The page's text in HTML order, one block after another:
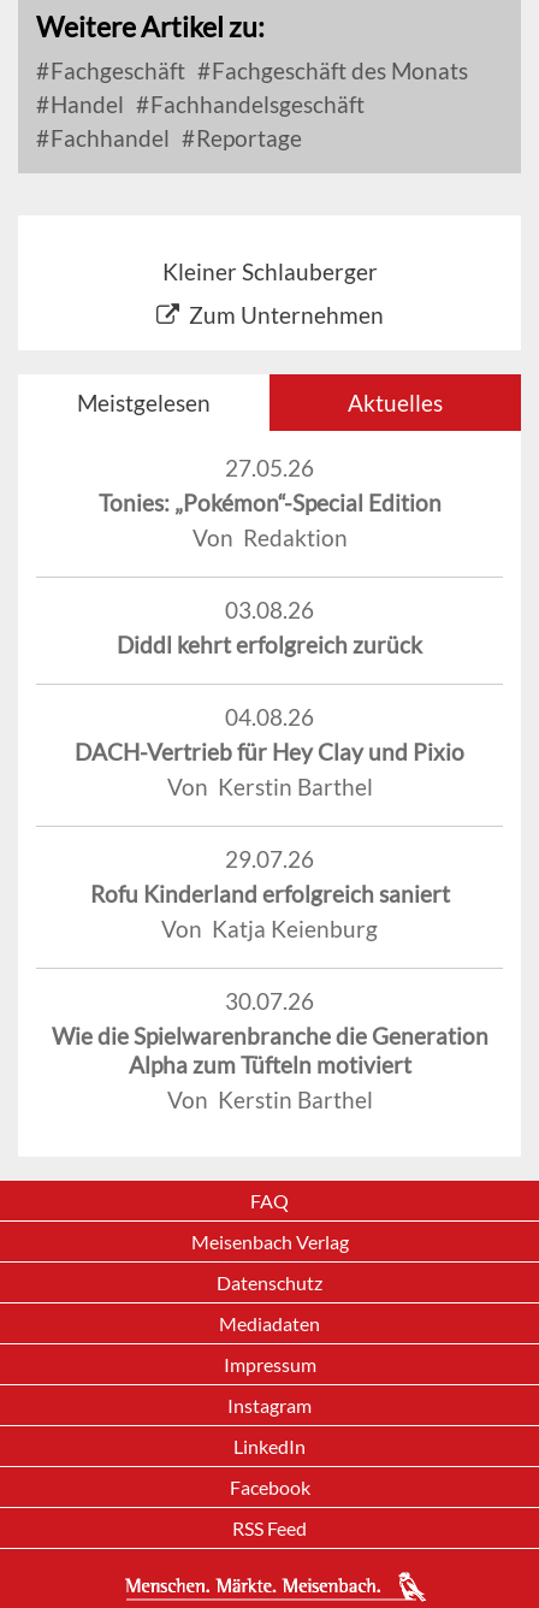
Weitere Artikel zu:
Fachgeschäft
Fachgeschäft des Monats
Handel
Fachhandelsgeschäft
Fachhandel
Reportage
Kleiner Schlauberger
Zum Unternehmen
Meistgelesen Aktuelles
27.05.26
Tonies: „Pokémon“-Special Edition
Von Redaktion
03.08.26
Diddl kehrt erfolgreich zurück
04.08.26
DACH-Vertrieb für Hey Clay und Pixio
Von Kerstin Barthel
29.07.26
Rofu Kinderland erfolgreich saniert
Von Katja Keienburg
30.07.26
Wie die Spielwarenbranche die Generation
Alpha zum Tüfteln motiviert
Von Kerstin Barthel
FAQ
Meisenbach Verlag
Datenschutz
Mediadaten
Impressum
Instagram
LinkedIn
Facebook
RSS Feed